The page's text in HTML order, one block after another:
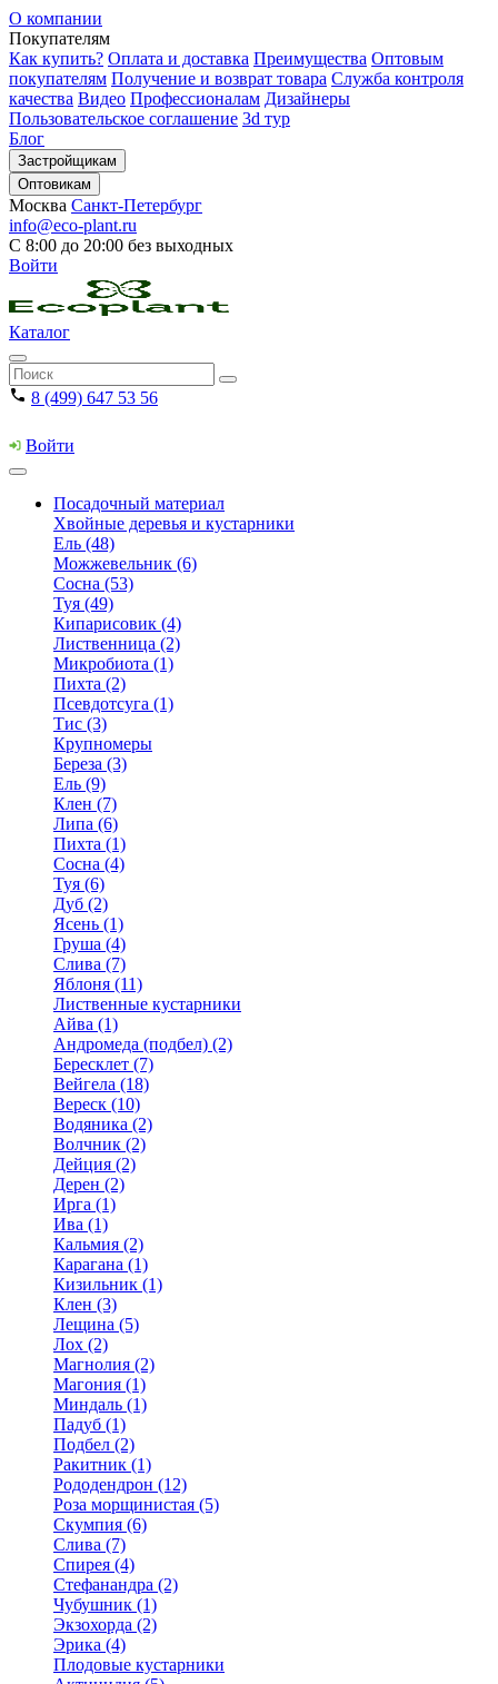
О компании
Покупателям
Как купить? Оплата и доставка Преимущества Оптовым
покупателям Получение и возврат товара Служба контроля
качества Видео Профессионалам Дизайнеры
Пользовательское соглашение 3d тур
Блог
Застройщикам
Оптовикам
Москва Санкт-Петербург
info@eco-plant.ru
С 8:00 до 20:00 без выходных
Войти
Каталог
8 (499) 647 53 56
Войти
Посадочный материал
Хвойные деревья и кустарники
Ель (48)
Можжевельник (6)
Сосна (53)
Туя (49)
Кипарисовик (4)
Лиственница (2)
Микробиота (1)
Пихта (2)
Псевдотсуга (1)
Тис (3)
Крупномеры
Береза (3)
Ель (9)
Клен (7)
Липа (6)
Пихта (1)
Сосна (4)
Туя (6)
Дуб (2)
Ясень (1)
Груша (4)
Слива (7)
Яблоня (11)
Лиственные кустарники
Айва (1)
Андромеда (подбел) (2)
Бересклет (7)
Вейгела (18)
Вереск (10)
Водяника (2)
Волчник (2)
Дейция (2)
Дерен (2)
Ирга (1)
Ива (1)
Кальмия (2)
Карагана (1)
Кизильник (1)
Клен (3)
Лещина (5)
Лох (2)
Магнолия (2)
Магония (1)
Миндаль (1)
Падуб (1)
Подбел (2)
Ракитник (1)
Рододендрон (12)
Роза морщинистая (5)
Скумпия (6)
Слива (7)
Спирея (4)
Стефанандра (2)
Чубушник (1)
Экзохорда (2)
Эрика (4)
Плодовые кустарники